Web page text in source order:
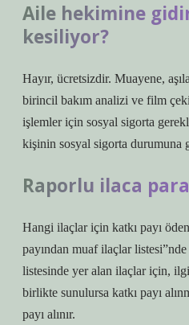
Aile hekimine
kesiliyor?
Hayır, ücretsizdir. Muayene,
birincil bakım analizi ve film
işlemler için sosyal sigorta
kişinin sosyal sigorta durumuna
Raporlu ilaca
Hangi ilaçlar için katkı payı
payından muaf ilaçlar
listesinde yer alan ilaçlar için,
birlikte sunulursa katkı payı
payı alınır.